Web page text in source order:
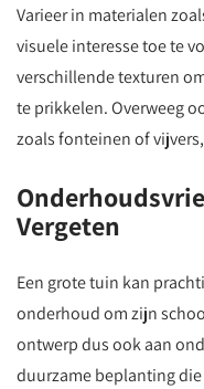
Varieer in materialen
visuele interesse toe te
verschillende texturen
te prikkelen. Overweeg
zoals fonteinen of
Vergeten
Een grote tuin kan
onderhoud om zijn
ontwerp dus ook aan
duurzame beplanting